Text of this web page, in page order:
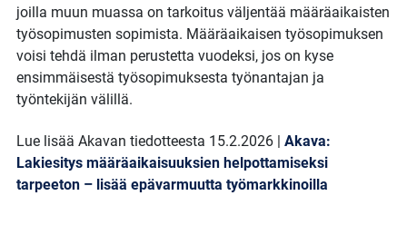
joilla muun muassa on tarkoitus väljentää määräaikaisten
työsopimusten sopimista. Määräaikaisen työsopimuksen
voisi tehdä ilman perustetta vuodeksi, jos on kyse
ensimmäisestä työsopimuksesta työnantajan ja
työntekijän välillä.
Lue lisää Akavan tiedotteesta 15.2.2026 | Akava:
Lakiesitys määräaikaisuuksien helpottamiseksi
tarpeeton – lisää epävarmuutta työmarkkinoilla